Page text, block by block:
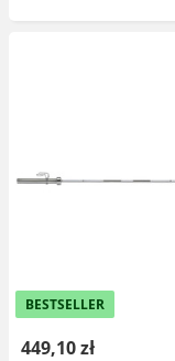
BESTSELLER
449,10 zł